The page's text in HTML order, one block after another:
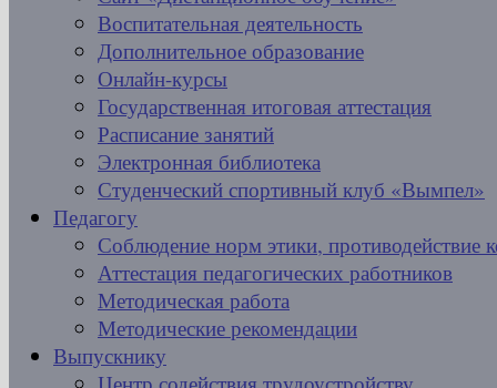
Воспитательная деятельность
Дополнительное образование
Онлайн-курсы
Государственная итоговая аттестация
Расписание занятий
Электронная библиотека
Студенческий спортивный клуб «Вымпел»
Педагогу
Соблюдение норм этики, противодействие
Аттестация педагогических работников
Методическая работа
Методические рекомендации
Выпускнику